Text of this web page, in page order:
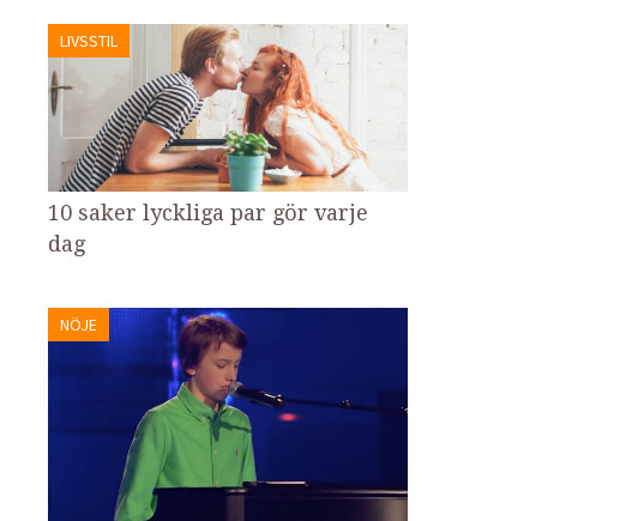
LIVSSTIL
10 saker lyckliga par gör varje
dag
NÖJE